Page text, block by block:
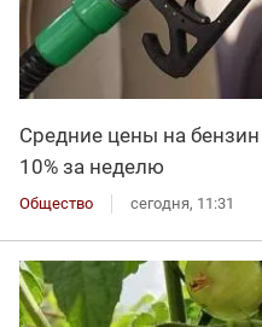
Средние цены на
10% за неделю
Общество сегодня, 11:31